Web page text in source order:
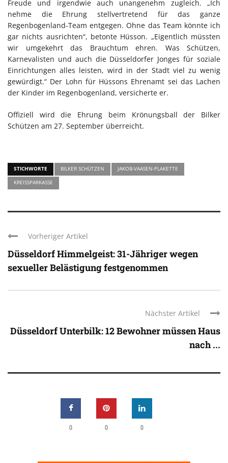
Freude und irgendwie auch unangenehm zugleich. „Ich
nehme die Ehrung stellvertretend für das ganze
Regenbogenland-Team entgegen. Ohne das Team könnte ich
gar nichts ausrichten“, betonte Hüsson. „Eigentlich müssten
wir umgekehrt das Brauchtum ehren. Was Schützen,
Karnevalisten und auch die Düsseldorfer Jonges für soziale
Einrichtungen alles leisten, wird in der Stadt viel zu wenig
gewürdigt.“ Der Lohn für Hüssons Ehrenamt sei das Lachen
der Kinder im Regenbogenland, versicherte er.
Offiziell wird die Ehrung beim Krönungsball der Bilker
Schützen am 27. September überreicht.
STICHWORTE BILKER SCHÜTZEN
JAKOB-VAASEN-PLAKETTE
KREISSPARKASSE
Vorheriger Artikel
Düsseldorf Himmelgeist: 31-Jähriger wegen
sexueller Belästigung festgenommen
Nächster Artikel
Düsseldorf Unterbilk: 12 Bewohner müssen Haus
nach ...
0 0 0